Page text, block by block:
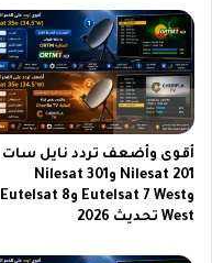
ل
ز
ي
ا
ل
ص
ي
م
ا
ك
س
ا
ي
م
أقوى وأضعف تردد نايل سات
Nilesat 201 وNilesat 301
وEutelsat 7 West وEutelsat 8
West تحديث 2026